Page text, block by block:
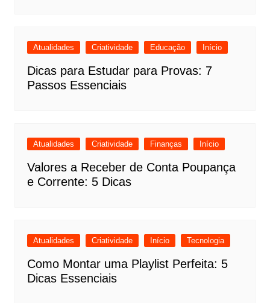
Atualidades Criatividade Educação Início
Dicas para Estudar para Provas: 7
Passos Essenciais
Atualidades Criatividade Finanças Início
Valores a Receber de Conta Poupança
e Corrente: 5 Dicas
Atualidades Criatividade Início Tecnologia
Como Montar uma Playlist Perfeita: 5
Dicas Essenciais